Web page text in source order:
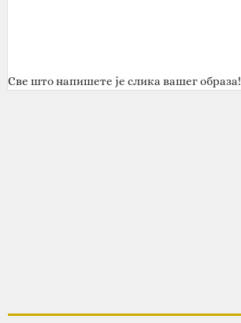
Све што напишете је слика вашег образа!